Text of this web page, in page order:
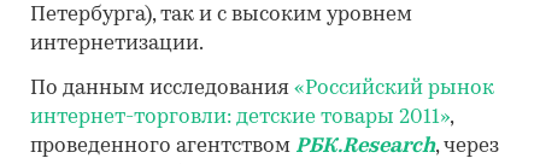
Петербурга), так и с высоким уровнем
интернетизации.
По данным исследования «Российский рынок
интернет-торговли: детские товары 2011»,
проведенного агентством РБК.Research, через